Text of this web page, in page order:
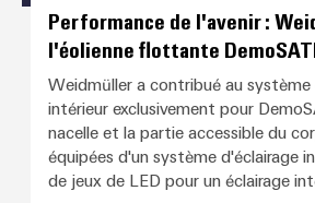
Performance de l'avenir :
l'éolienne flottante
Weidmüller a contribué au système
intérieur exclusivement pour
nacelle et la partie accessible du
équipées d'un système d'éclairage
de jeux de LED pour un éclairage